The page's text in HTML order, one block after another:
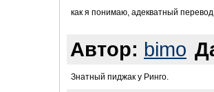
как я понимаю, адекватный
Автор: bimo
Знатный пиджак у Ринго.